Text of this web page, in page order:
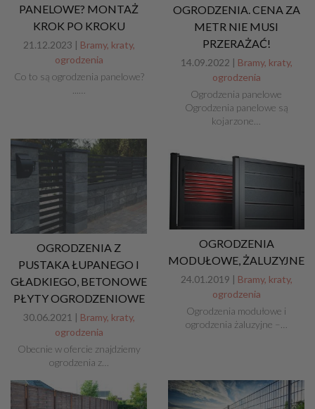
PANELOWE? MONTAŻ
KROK PO KROKU
21.12.2023 | Bramy, kraty,
ogrodzenia
Co to są ogrodzenia panelowe?
OGRODZENIA. CENA ZA
METR NIE MUSI
PRZERAŻAĆ!
14.09.2022 | Bramy, kraty,
ogrodzenia
Ogrodzenia panelowe
Ogrodzenia panelowe są
kojarzone…
OGRODZENIA Z
PUSTAKA ŁUPANEGO I
GŁADKIEGO, BETONOWE
PŁYTY OGRODZENIOWE
30.06.2021 | Bramy, kraty,
ogrodzenia
Obecnie w ofercie znajdziemy
ogrodzenia z…
OGRODZENIA
MODUŁOWE, ŻALUZYJNE
24.01.2019 | Bramy, kraty,
ogrodzenia
Ogrodzenia modułowe i
ogrodzenia żaluzyjne –…